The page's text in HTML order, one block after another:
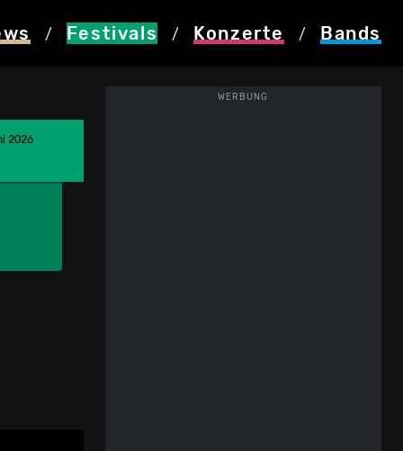
/ Festivals / Konzerte / Bands
WERBUNG
2026